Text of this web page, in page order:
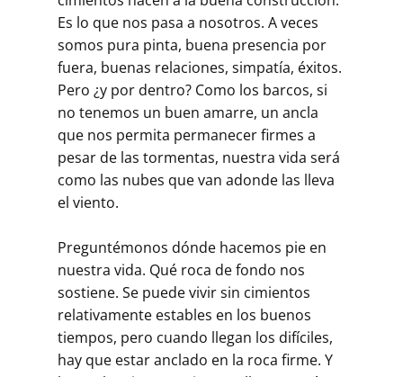
Es lo que nos pasa a nosotros. A veces
somos pura pinta, buena presencia por
fuera, buenas relaciones, simpatía, éxitos.
Pero ¿y por dentro? Como los barcos, si
no tenemos un buen amarre, un ancla
que nos permita permanecer firmes a
pesar de las tormentas, nuestra vida será
como las nubes que van adonde las lleva
el viento.
Preguntémonos dónde hacemos pie en
nuestra vida. Qué roca de fondo nos
sostiene. Se puede vivir sin cimientos
relativamente estables en los buenos
tiempos, pero cuando llegan los difíciles,
hay que estar anclado en la roca firme. Y